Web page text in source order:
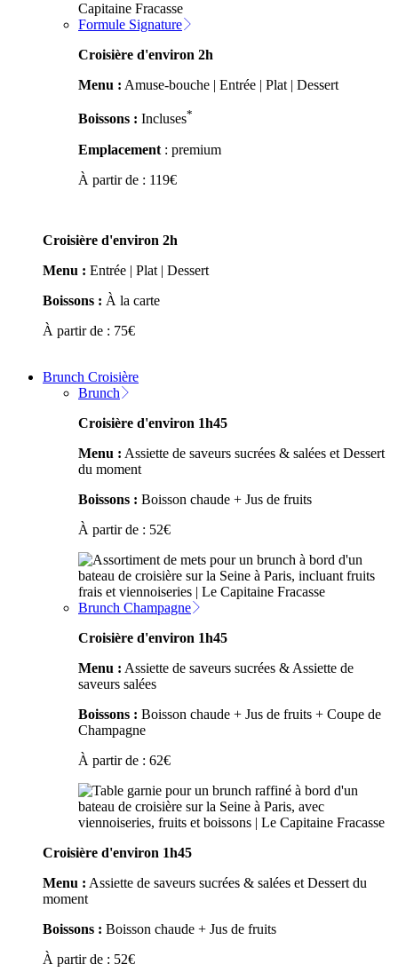
Formule Signature
Croisière d'environ 2h
Menu : Amuse-bouche | Entrée | Plat | Dessert
Boissons : Incluses*
Emplacement : premium
À partir de : 119€
Croisière d'environ 2h
Menu : Entrée | Plat | Dessert
Boissons : À la carte
À partir de : 75€
Brunch Croisière
Brunch
Croisière d'environ 1h45
Menu : Assiette de saveurs sucrées & salées et Dessert
du moment
Boissons : Boisson chaude + Jus de fruits
À partir de : 52€
Brunch Champagne
Croisière d'environ 1h45
Menu : Assiette de saveurs sucrées & Assiette de
saveurs salées
Boissons : Boisson chaude + Jus de fruits + Coupe de
Champagne
À partir de : 62€
Croisière d'environ 1h45
Menu : Assiette de saveurs sucrées & salées et Dessert du
moment
Boissons : Boisson chaude + Jus de fruits
À partir de : 52€